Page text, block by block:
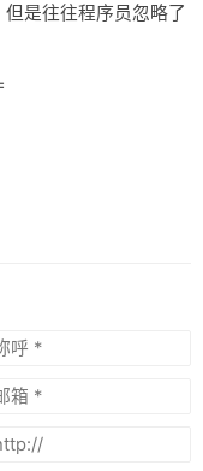
是往往程序员忽略了